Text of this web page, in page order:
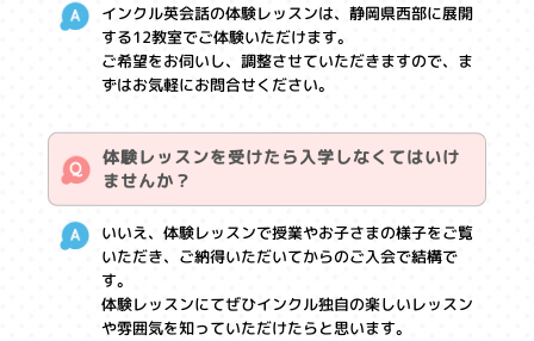
インクル英会話の体験レッスンは、静岡県西部に展開
する12教室でご体験いただけます。
ご希望をお伺いし、調整させていただきますので、ま
ずはお気軽にお問合せください。
体験レッスンを受けたら入学しなくてはいけ
ませんか？
いいえ、体験レッスンで授業やお子さまの様子をご覧
いただき、ご納得いただいてからのご入会で結構で
す。
体験レッスンにてぜひインクル独自の楽しいレッスン
や雰囲気を知っていただけたらと思います。